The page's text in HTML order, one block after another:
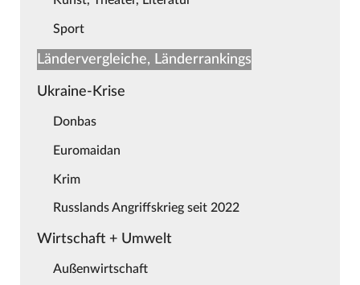
Sport
Ländervergleiche, Länderrankings
Ukraine-Krise
Donbas
Euromaidan
Krim
Russlands Angriffskrieg seit 2022
Wirtschaft + Umwelt
Außenwirtschaft